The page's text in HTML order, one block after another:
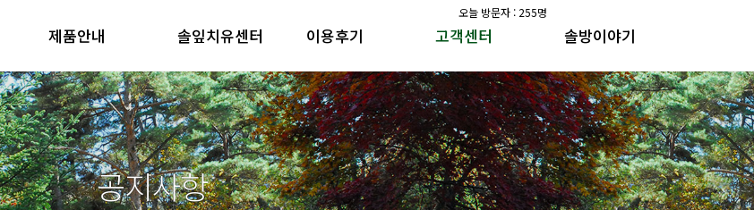
오늘 방문자 : 255명
제품안내 솔잎치유센터 이용후기 고객센터 솔방이야기
제품안내
제품의 특징
솔잎치유센터 이용후기
공지사항
갤러리
수가솔방 방송일지
솔방지기 건강이야기
제품안내
솔잎치유센터 이용후기
공지사항
수가솔방 방송일지
솔방지기 건강이야기
공지사항